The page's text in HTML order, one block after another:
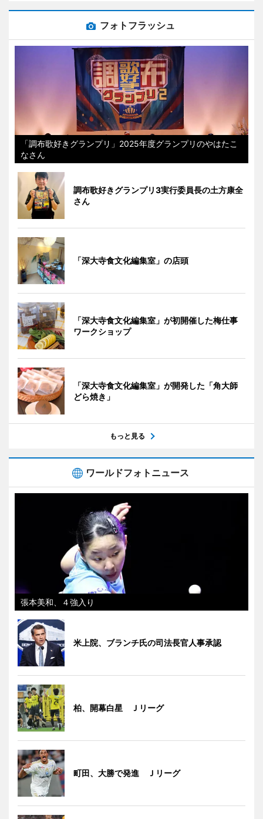
フォトフラッシュ
「調布歌好きグランプリ」2025年度グランプリのやはたこ
なさん
調布歌好きグランプリ3実行委員長の土方康全
さん
「深大寺食文化編集室」の店頭
「深大寺食文化編集室」が初開催した梅仕事
ワークショップ
「深大寺食文化編集室」が開発した「角大師
どら焼き」
もっと見る
ワールドフォトニュース
張本美和、４強入り
米上院、ブランチ氏の司法長官人事承認
柏、開幕白星 Ｊリーグ
町田、大勝で発進 Ｊリーグ